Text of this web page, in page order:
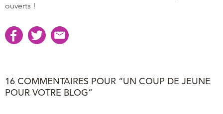
ouverts !
16 COMMENTAIRES POUR “UN COUP DE JEUNE
POUR VOTRE BLOG”